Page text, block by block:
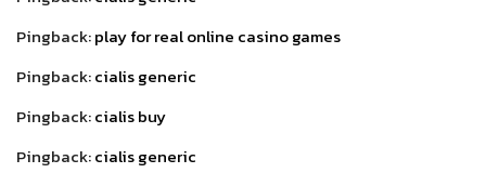
Pingback:play for real online casino games
Pingback:cialis generic
Pingback:cialis buy
Pingback:cialis generic